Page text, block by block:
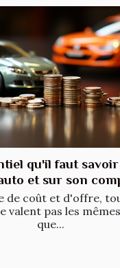
qu'il faut
et sur son
de coût et d'offre,
valent pas les
que...